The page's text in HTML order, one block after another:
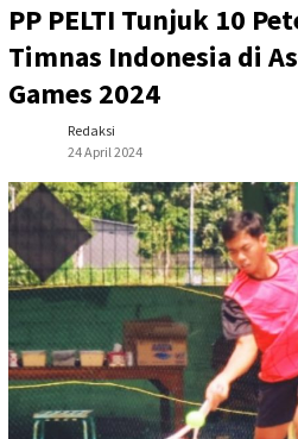
PP PELTI Tunjuk 10
Timnas Indonesia di
Games 2024
Redaksi
24 April 2024